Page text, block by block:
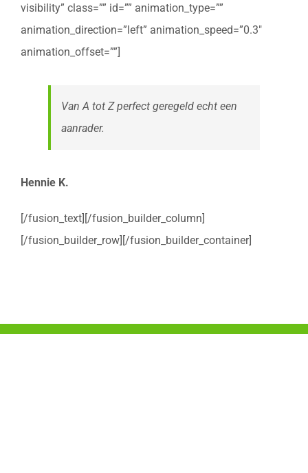
visibility” class=”” id=”” animation_type=””
animation_direction=”left” animation_speed=”0.3″
animation_offset=””]
Van A tot Z perfect geregeld echt een
aanrader.
Hennie K.
[/fusion_text][/fusion_builder_column]
[/fusion_builder_row][/fusion_builder_container]